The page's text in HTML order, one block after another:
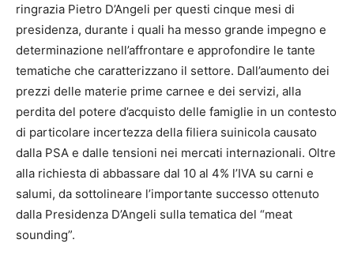
ringrazia Pietro D’Angeli per questi cinque mesi di
presidenza, durante i quali ha messo grande impegno e
determinazione nell’affrontare e approfondire le tante
tematiche che caratterizzano il settore. Dall’aumento dei
prezzi delle materie prime carnee e dei servizi, alla
perdita del potere d’acquisto delle famiglie in un contesto
di particolare incertezza della filiera suinicola causato
dalla PSA e dalle tensioni nei mercati internazionali. Oltre
alla richiesta di abbassare dal 10 al 4% l’IVA su carni e
salumi, da sottolineare l’importante successo ottenuto
dalla Presidenza D’Angeli sulla tematica del “meat
sounding”.